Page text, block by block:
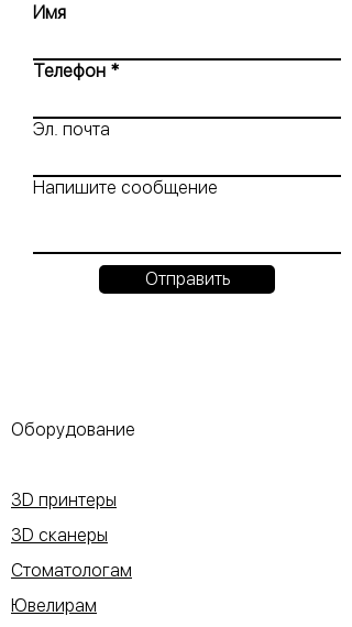
Имя
Телефон
Эл. почта
Напишите сообщение
Отправить
Оборудование
3D принтеры
3D сканеры
Стоматологам
Ювелирам